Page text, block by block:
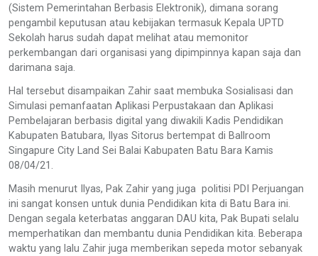
(Sistem Pemerintahan Berbasis Elektronik), dimana sorang
pengambil keputusan atau kebijakan termasuk Kepala UPTD
Sekolah harus sudah dapat melihat atau memonitor
perkembangan dari organisasi yang dipimpinnya kapan saja dan
darimana saja.
Hal tersebut disampaikan Zahir saat membuka Sosialisasi dan
Simulasi pemanfaatan Aplikasi Perpustakaan dan Aplikasi
Pembelajaran berbasis digital yang diwakili Kadis Pendidikan
Kabupaten Batubara, Ilyas Sitorus bertempat di Ballroom
Singapure City Land Sei Balai Kabupaten Batu Bara Kamis
08/04/21.
Masih menurut Ilyas, Pak Zahir yang juga politisi PDI Perjuangan
ini sangat konsen untuk dunia Pendidikan kita di Batu Bara ini.
Dengan segala keterbatas anggaran DAU kita, Pak Bupati selalu
memperhatikan dan membantu dunia Pendidikan kita. Beberapa
waktu yang lalu Zahir juga memberikan sepeda motor sebanyak